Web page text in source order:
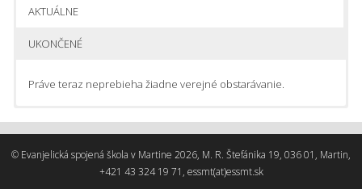
AKTUÁLNE
UKONČENÉ
Práve teraz neprebieha žiadne verejné obstarávanie.
Stavebnice na automatizáciu
© Evanjelická spojená škola v Martine 2026, M. R. Štefánika 19, 036 01, Martin,
+421 43 324 19 71, essmt(at)essmt.sk